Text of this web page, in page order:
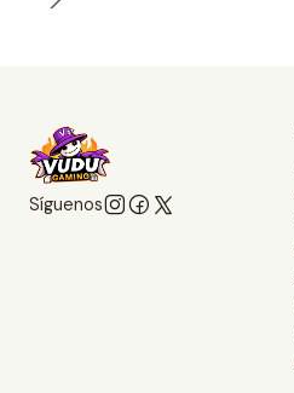
Síguenos